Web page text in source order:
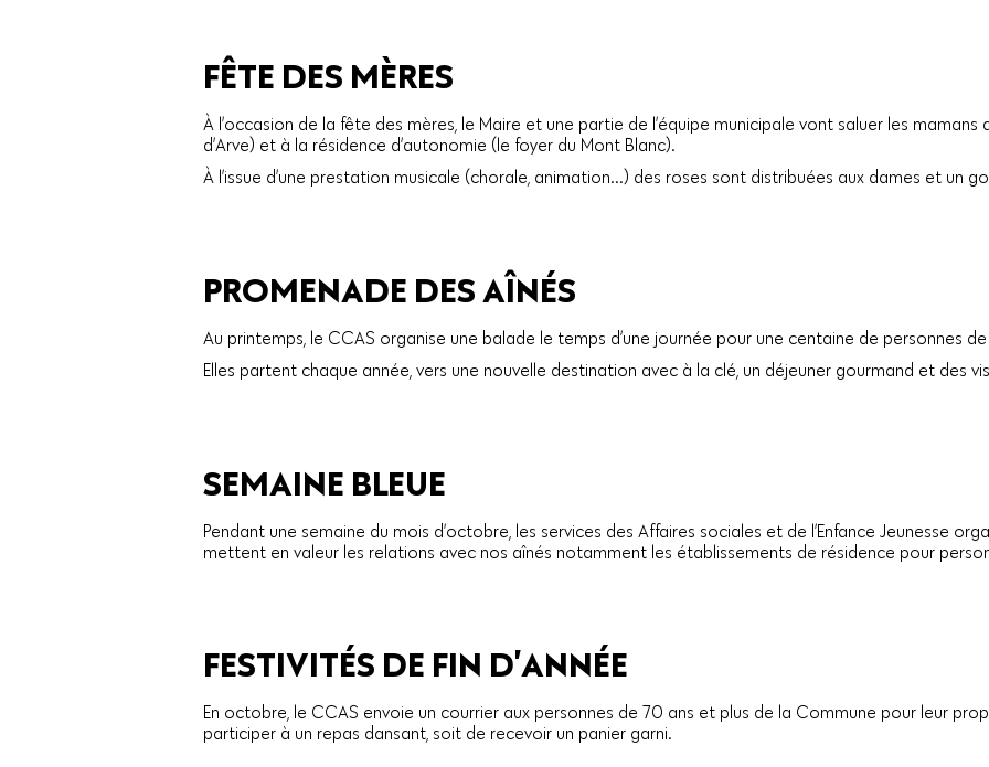
FÊTE DES MÈRES
À l’occasion de la fête des mères, le Maire et une partie de l’équipe municipale vont saluer les
d’Arve) et à la résidence d’autonomie (le foyer du Mont Blanc).
À l’issue d’une prestation musicale (chorale, animation...) des roses sont distribuées aux dames et un
PROMENADE DES AÎNÉS
Au printemps, le CCAS organise une balade le temps d’une journée pour une centaine de personnes
Elles partent chaque année, vers une nouvelle destination avec à la clé, un déjeuner gourmand et des
SEMAINE BLEUE
Pendant une semaine du mois d’octobre, les services des Affaires sociales et de l’Enfance Jeunesse
mettent en valeur les relations avec nos aînés notamment les établissements de résidence pour
FESTIVITÉS DE FIN D’ANNÉE
En octobre, le CCAS envoie un courrier aux personnes de 70 ans et plus de la Commune pour leur
participer à un repas dansant, soit de recevoir un panier garni.